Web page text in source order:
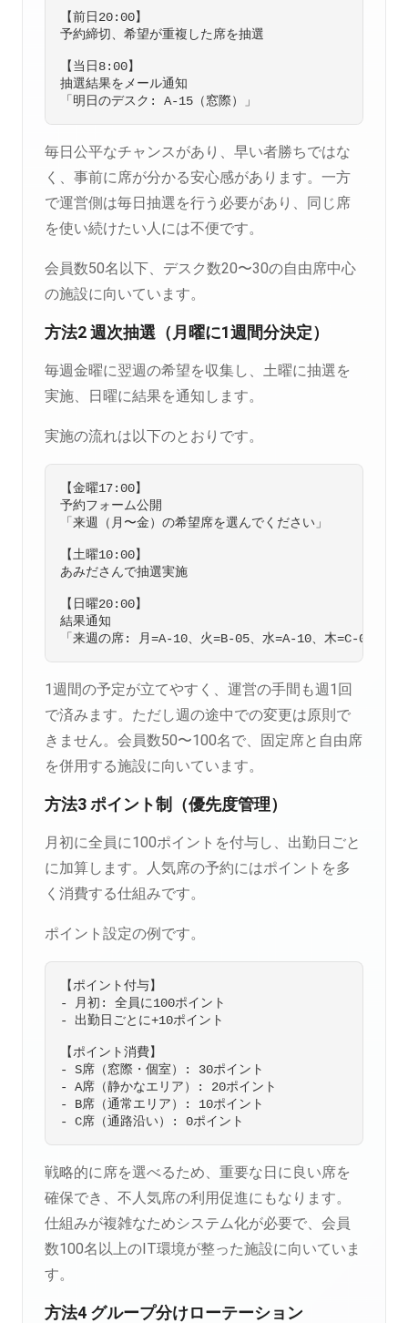
【前日20:00】
予約締切、希望が重複した席を抽選
【当日8:00】
抽選結果をメール通知
毎日公平なチャンスがあり、早い者勝ちではな
く、事前に席が分かる安心感があります。一方
で運営側は毎日抽選を行う必要があり、同じ席
を使い続けたい人には不便です。
会員数50名以下、デスク数20〜30の自由席中心
の施設に向いています。
方法2 週次抽選（月曜に1週間分決定）
毎週金曜に翌週の希望を収集し、土曜に抽選を
実施、日曜に結果を通知します。
実施の流れは以下のとおりです。
【金曜17:00】
予約フォーム公開
「来週（月〜金）の希望席を選んでください」
【土曜10:00】
あみださんで抽選実施
【日曜20:00】
結果通知
1週間の予定が立てやすく、運営の手間も週1回
で済みます。ただし週の途中での変更は原則で
きません。会員数50〜100名で、固定席と自由席
を併用する施設に向いています。
方法3 ポイント制（優先度管理）
月初に全員に100ポイントを付与し、出勤日ごと
に加算します。人気席の予約にはポイントを多
く消費する仕組みです。
ポイント設定の例です。
【ポイント付与】
- 月初: 全員に100ポイント
- 出勤日ごとに+10ポイント
【ポイント消費】
- S席（窓際・個室）: 30ポイント
- A席（静かなエリア）: 20ポイント
- B席（通常エリア）: 10ポイント
戦略的に席を選べるため、重要な日に良い席を
確保でき、不人気席の利用促進にもなります。
仕組みが複雑なためシステム化が必要で、会員
数100名以上のIT環境が整った施設に向いていま
す。
方法4 グループ分けローテーション